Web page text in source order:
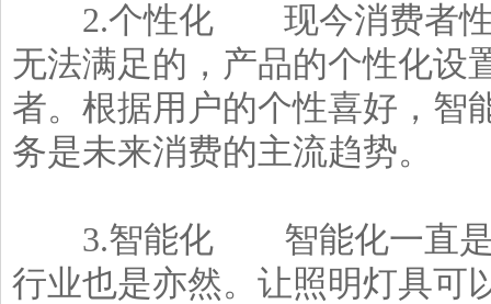
2.个性化 现今消费者性格
无法满足的，产品的个性化设
者。根据用户的个性喜好，智
务是未来消费的主流趋势。
3.智能化 智能化一直是很
行业也是亦然。让照明灯具可